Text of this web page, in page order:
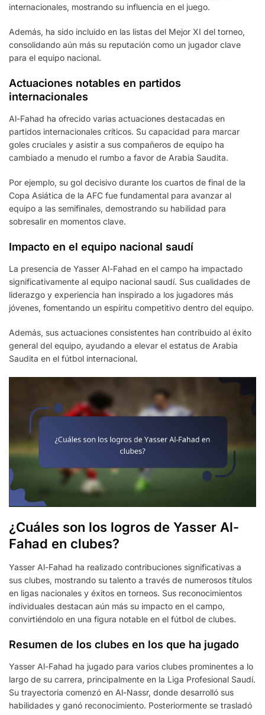
internacionales, mostrando su influencia en el juego.
Además, ha sido incluido en las listas del Mejor XI del torneo,
consolidando aún más su reputación como un jugador clave
para el equipo nacional.
Actuaciones notables en partidos
internacionales
Al-Fahad ha ofrecido varias actuaciones destacadas en
partidos internacionales críticos. Su capacidad para marcar
goles cruciales y asistir a sus compañeros de equipo ha
cambiado a menudo el rumbo a favor de Arabia Saudita.
Por ejemplo, su gol decisivo durante los cuartos de final de la
Copa Asiática de la AFC fue fundamental para avanzar al
equipo a las semifinales, demostrando su habilidad para
sobresalir en momentos clave.
Impacto en el equipo nacional saudí
La presencia de Yasser Al-Fahad en el campo ha impactado
significativamente al equipo nacional saudí. Sus cualidades de
liderazgo y experiencia han inspirado a los jugadores más
jóvenes, fomentando un espíritu competitivo dentro del equipo.
Además, sus actuaciones consistentes han contribuido al éxito
general del equipo, ayudando a elevar el estatus de Arabia
Saudita en el fútbol internacional.
¿Cuáles son los logros de Yasser Al-
Fahad en clubes?
Yasser Al-Fahad ha realizado contribuciones significativas a
sus clubes, mostrando su talento a través de numerosos títulos
en ligas nacionales y éxitos en torneos. Sus reconocimientos
individuales destacan aún más su impacto en el campo,
convirtiéndolo en una figura notable en el fútbol de clubes.
Resumen de los clubes en los que ha jugado
Yasser Al-Fahad ha jugado para varios clubes prominentes a lo
largo de su carrera, principalmente en la Liga Profesional Saudí.
Su trayectoria comenzó en Al-Nassr, donde desarrolló sus
habilidades y ganó reconocimiento. Posteriormente se trasladó